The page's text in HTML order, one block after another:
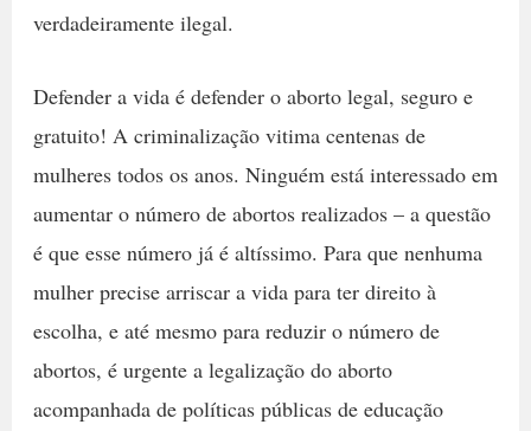
verdadeiramente ilegal.
Defender a vida é defender o aborto legal, seguro e
gratuito! A criminalização vitima centenas de
mulheres todos os anos. Ninguém está interessado em
aumentar o número de abortos realizados – a questão
é que esse número já é altíssimo. Para que nenhuma
mulher precise arriscar a vida para ter direito à
escolha, e até mesmo para reduzir o número de
abortos, é urgente a legalização do aborto
acompanhada de políticas públicas de educação